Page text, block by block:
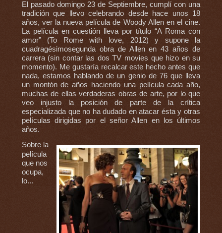
El pasado domingo 23 de Septiembre, cumplí con una
tradición que llevo celebrando desde hace unos 18
años, ver la nueva película de Woody Allen en el cine.
La película en cuestión lleva por título “A Roma con
amor” (To Rome with love, 2012) y supone la
cuadragésimosegunda obra de Allen en 43 años de
carrera (sin contar las dos TV movies que hizo en su
momento). Me gustaría recalcar este hecho antes que
nada, estamos hablando de un genio de 76 que lleva
un montón de años haciendo una película cada año,
muchas de ellas verdaderas obras de arte, por lo que
veo injusto la posición de parte de la crítica
especializada que no ha dudado en atacar ésta y otras
películas dirigidas por el señor Allen en los últimos
años.
Sobre la
película
que nos
ocupa,
lo...